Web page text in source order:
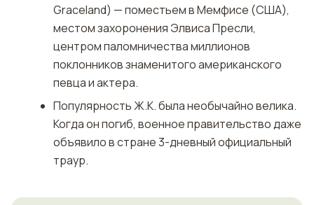
Graceland) — поместьем в Мемфисе (США),
местом захоронения Элвиса Пресли,
центром паломничества миллионов
поклонников знаменитого американского
певца и актера.
Популярность Ж.К. была необычайно велика.
Когда он погиб, военное правительство даже
объявило в стране 3-дневный официальный
траур.